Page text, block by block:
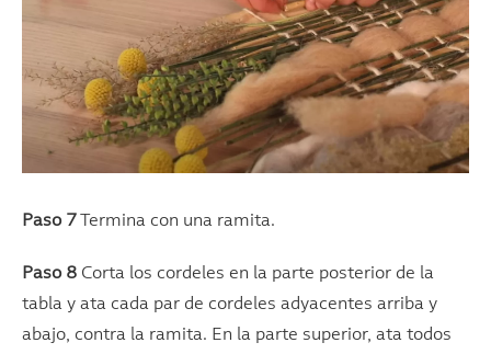
Paso 7Termina con una ramita.
Paso 8 Corta los cordeles en la parte posterior de la
tabla y ata cada par de cordeles adyacentes arriba y
abajo, contra la ramita. En la parte superior, ata todos